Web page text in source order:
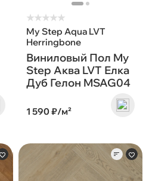
★★★★★
My Step Aqua LVT
Herringbone
Виниловый Пол My
Step Аква LVT Елка
Дуб Гелон MSAG04
1 590 ₽/м²